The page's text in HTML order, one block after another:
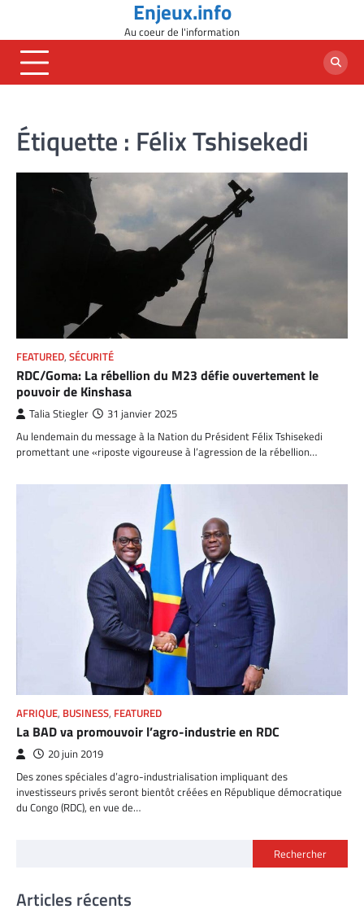
content
Enjeux.info
Au coeur de l'information
Étiquette : Félix Tshisekedi
FEATURED, SÉCURITÉ
RDC/Goma: La rébellion du M23 défie ouvertement le
pouvoir de Kinshasa
Talia Stiegler 31 janvier 2025
Au lendemain du message à la Nation du Président Félix Tshisekedi
promettant une «riposte vigoureuse à l’agression de la rébellion…
AFRIQUE, BUSINESS, FEATURED
La BAD va promouvoir l’agro-industrie en RDC
20 juin 2019
Des zones spéciales d’agro-industrialisation impliquant des
investisseurs privés seront bientôt créées en République démocratique
du Congo (RDC), en vue de…
Rechercher
Articles récents